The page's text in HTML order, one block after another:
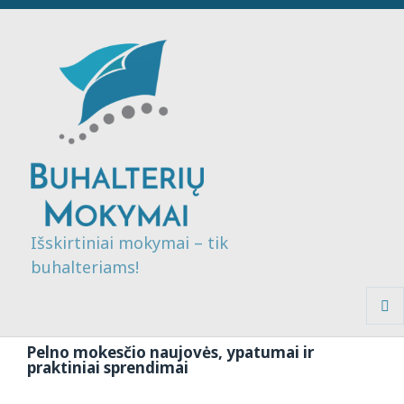
Išskirtiniai mokymai – tik
buhalteriams!
Pelno mokesčio naujovės, ypatumai ir
praktiniai sprendimai